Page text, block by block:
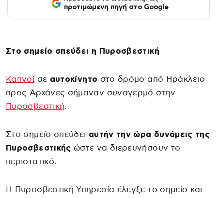
προτιμώμενη πηγή στο Google
Στο σημείο σπεύδει η Πυροσβεστική
Καπνοίσε αυτοκίνητο στο δρόμο από Ηράκλειο
προς Αρχάνες σήμαναν συναγερμό στην
Πυροσβεστική.
Στο σημείο σπεύδει αυτήν την ώρα δυνάμεις της
Πυροσβεστικής ώστε να διερευνήσουν το
περιστατικό.
Η Πυροσβεστική Υπηρεσία έλεγξε το σημείο και